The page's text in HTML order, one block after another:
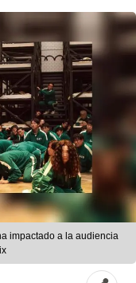
impactado a la audiencia